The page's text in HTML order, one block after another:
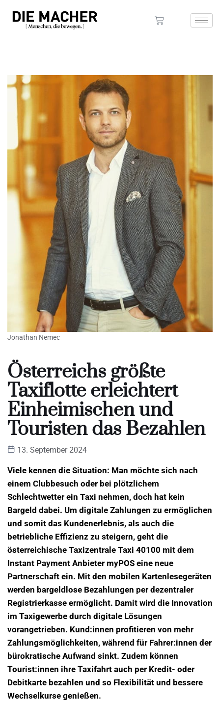
Jonathan Nemec
Österreichs größte
Taxiflotte erleichtert
Einheimischen und
Touristen das Bezahlen
13. September 2024
Viele kennen die Situation: Man möchte sich nach
einem Clubbesuch oder bei plötzlichem
Schlechtwetter ein Taxi nehmen, doch hat kein
Bargeld dabei. Um digitale Zahlungen zu ermöglichen
und somit das Kundenerlebnis, als auch die
betriebliche Effizienz zu steigern, geht die
österreichische Taxizentrale Taxi 40100 mit dem
Instant Payment Anbieter myPOS eine neue
Partnerschaft ein. Mit den mobilen Kartenlesegeräten
werden bargeldlose Bezahlungen per dezentraler
Registrierkasse ermöglicht. Damit wird die Innovation
im Taxigewerbe durch digitale Lösungen
vorangetrieben. Kund:innen profitieren von mehr
Zahlungsmöglichkeiten, während für Fahrer:innen der
bürokratische Aufwand sinkt. Zudem können
Tourist:innen ihre Taxifahrt auch per Kredit- oder
Debitkarte bezahlen und so Flexibilität und bessere
Wechselkurse genießen.